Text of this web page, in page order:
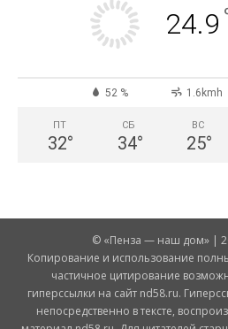
24.9
52 % 1.6kmh
ПТ
32°
СБ
34°
ВС
25°
© «Пенза — наш дом» |
Копирование и использование
частичное цитирование
гиперссылки на сайт nd58.ru.
непосредственно в тексте,